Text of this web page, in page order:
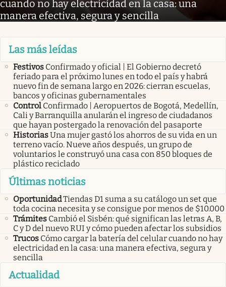
cuando no hay electricidad en la casa: una
manera efectiva, segura y sencilla
Las más leídas
Festivos Confirmado y oficial | El Gobierno decretó
feriado para el próximo lunes en todo el país y habrá
nuevo fin de semana largo en 2026: cierran escuelas,
bancos y oficinas gubernamentales
Control Confirmado | Aeropuertos de Bogotá, Medellín,
Cali y Barranquilla anularán el ingreso de ciudadanos
que hayan postergado la renovación del pasaporte
HistoriasUna mujer gastó los ahorros de su vida en un
terreno vacío. Nueve años después, un grupo de
voluntarios le construyó una casa con 850 bloques de
plástico reciclado
Últimas noticias
OportunidadTiendas D1 suma a su catálogo un set que
toda cocina necesita y se consigue por menos de $10.000
Trámites Cambió el Sisbén: qué significan las letras A, B,
C y D del nuevo RUI y cómo pueden afectar los subsidios
Trucos Cómo cargar la batería del celular cuando no hay
electricidad en la casa: una manera efectiva, segura y
sencilla
Actualidad